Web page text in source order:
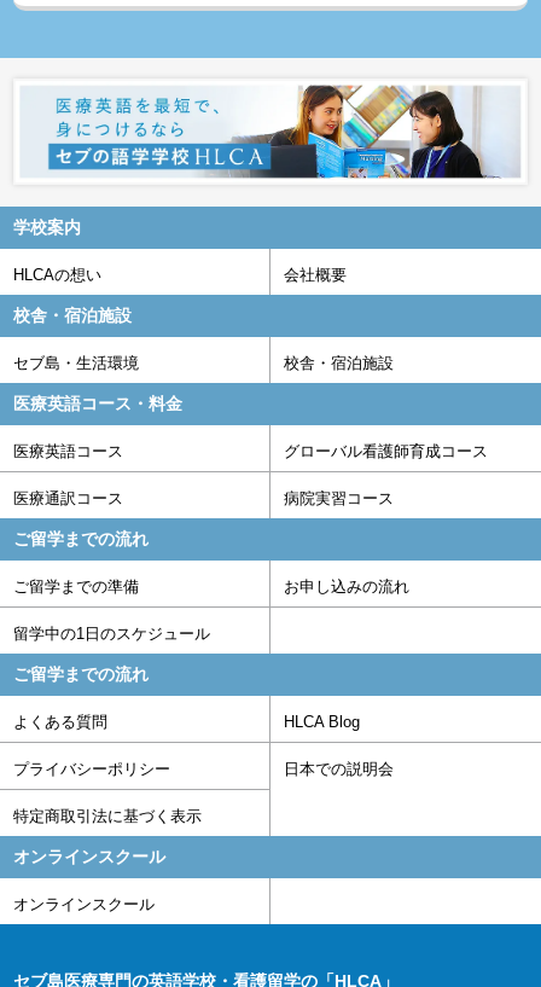
学校案内
HLCAの想い 会社概要
校舎・宿泊施設
セブ島・生活環境 校舎・宿泊施設
医療英語コース・料金
医療英語コース グローバル看護師育成コース
医療通訳コース 病院実習コース
ご留学までの流れ
ご留学までの準備 お申し込みの流れ
留学中の1日のスケジュール
ご留学までの流れ
よくある質問 HLCA Blog
プライバシーポリシー 日本での説明会
特定商取引法に基づく表示
オンラインスクール
オンラインスクール
セブ島医療専門の英語学校・看護留学の「HLCA」